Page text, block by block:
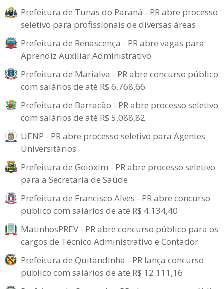
Prefeitura de Tunas do Paraná - PR abre processo
seletivo para profissionais de diversas áreas
Prefeitura de Renascença - PR abre vagas para
Aprendiz Auxiliar Administrativo
Prefeitura de Marialva - PR abre concurso público
com salários de até R$ 6.768,66
Prefeitura de Barracão - PR abre processo seletivo
com salários de até R$ 5.088,82
UENP - PR abre processo seletivo para Agentes
Universitários
Prefeitura de Goioxim - PR abre processo seletivo
para a Secretaria de Saúde
Prefeitura de Francisco Alves - PR abre concurso
público com salários de até R$ 4.134,40
MatinhosPREV - PR abre concurso público para os
cargos de Técnico Administrativo e Contador
Prefeitura de Quitandinha - PR lança concurso
público com salários de até R$ 12.111,16